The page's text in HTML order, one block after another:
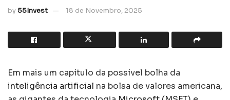
by 55Invest 18 de Novembro, 2025
Em mais um capítulo da possível bolha da
inteligência artificial na bolsa de valores americana,